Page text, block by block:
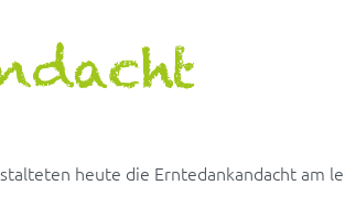
heute die Erntedankandacht am